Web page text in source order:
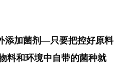
添加菌剂—只要把控好原料
料和环境中自带的菌种就